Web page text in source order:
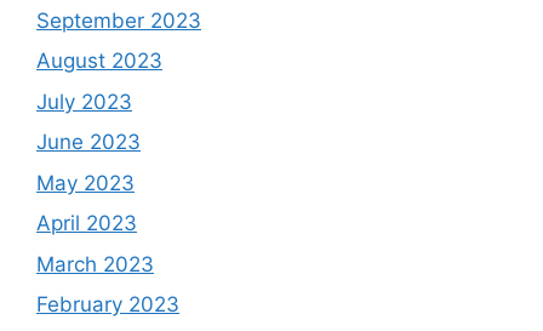
September 2023
August 2023
July 2023
June 2023
May 2023
April 2023
March 2023
February 2023